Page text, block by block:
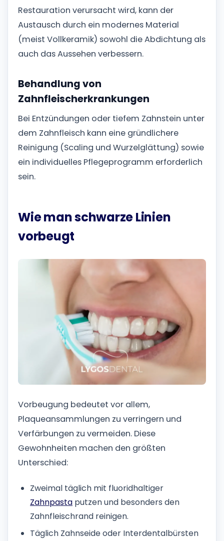
Restauration verursacht wird, kann der
Austausch durch ein modernes Material
(meist Vollkeramik) sowohl die Abdichtung als
auch das Aussehen verbessern.
Behandlung von
Zahnfleischerkrankungen
Bei Entzündungen oder tiefem Zahnstein unter
dem Zahnfleisch kann eine gründlichere
Reinigung (Scaling und Wurzelglättung) sowie
ein individuelles Pflegeprogramm erforderlich
sein.
Wie man schwarze Linien
vorbeugt
Vorbeugung bedeutet vor allem,
Plaqueansammlungen zu verringern und
Verfärbungen zu vermeiden. Diese
Gewohnheiten machen den größten
Unterschied:
Zweimal täglich mit fluoridhaltiger
Zahnpasta putzen und besonders den
Zahnfleischrand reinigen.
Täglich Zahnseide oder Interdentalbürsten